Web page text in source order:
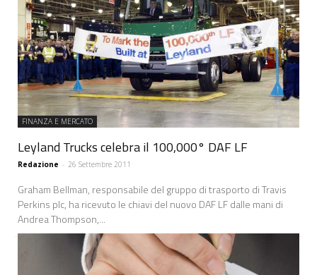
FINANZA E MERCATO
Leyland Trucks celebra il 100,000° DAF LF
Redazione - 26 Settembre 2011
Graham Bellman, responsabile del gruppo di trasporto di Travis
Perkins plc, ha ricevuto le chiavi del nuovo DAF LF dalle mani di
Andrea Thompson,...